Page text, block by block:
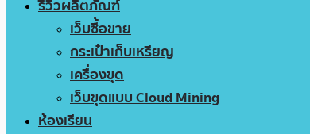
รีวิวผลิตภัณฑ์
เว็บซื้อขาย
กระเป๋าเก็บเหรียญ
เครื่องขุด
เว็บขุดแบบ Cloud Mining
ห้องเรียน